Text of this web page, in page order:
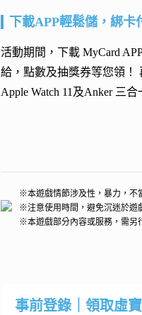
下載APP輕鬆儲，綁卡
活動期間，下載 MyCard
給，點數及抽獎券等您領！
Apple Watch 11及Anker 三
※本遊戲情節涉及性，暴力，不
※注意使用時間，避免沉迷於遊
※本遊戲部分內容或服務，需另
事前登錄｜領取虛寶